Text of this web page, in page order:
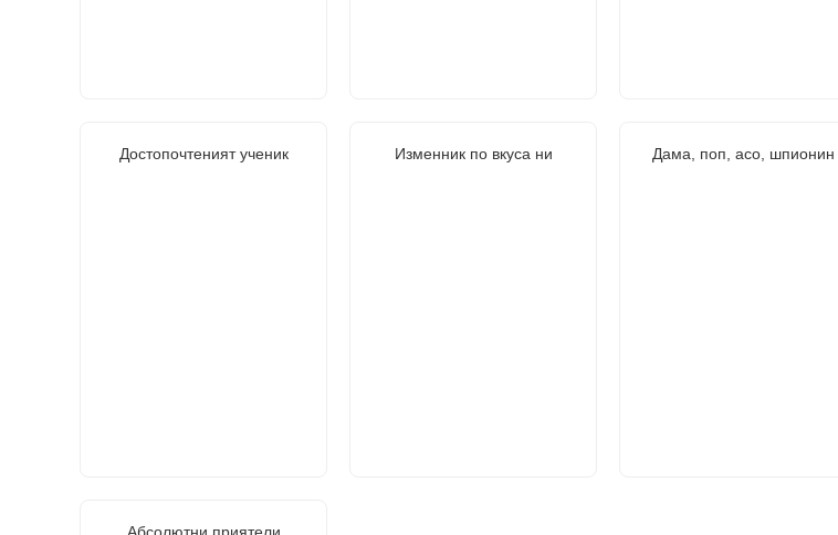
Достопочтеният ученик Изменник по вкуса ни Дама, поп, асо, шпионин